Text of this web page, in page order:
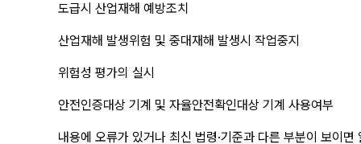
도급시 산업재해 예방조치
산업재해 발생위험 및 중대재해 발생시 작업중지
위험성 평가의 실시
안전인증대상 기계 및 자율안전확인대상 기계 사용여부
내용에 오류가 있거나 최신 법령·기준과 다른 부분이 보이